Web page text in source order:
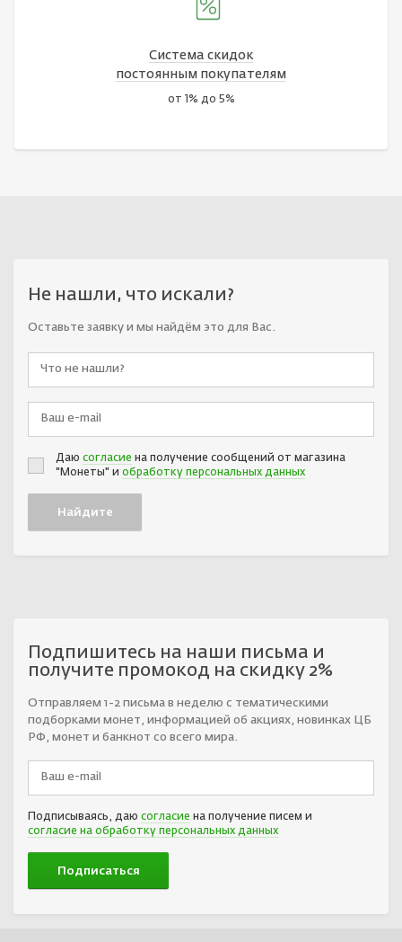
Система скидок
постоянным покупателям
от 1% до 5%
Не нашли, что искали?
Оставьте заявку и мы найдём это для Вас.
Даю согласие на получение сообщений от магазина
"Монеты" и обработку персональных данных
Подпишитесь на наши письма и
получите промокод на скидку 2%
Отправляем 1-2 письма в неделю с тематическими
подборками монет, информацией об акциях, новинках ЦБ
РФ, монет и банкнот со всего мира.
Подписываясь, даю согласие на получение писем и
согласие на обработку персональных данных